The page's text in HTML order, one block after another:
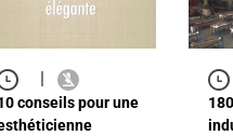
conseils pour une